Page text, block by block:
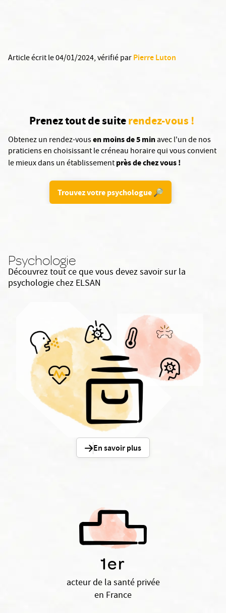
Article écrit le 04/01/2024, vérifié parPierre Luton
Prenez tout de suiterendez-vous !
Obtenez un rendez-vousen moins de 5 minavec l'un de nos
praticiens en choisissant le créneau horaire qui vous convient
le mieux dans un établissementprès de chez vous !
Trouvez votre psychologue 🔎
Psychologie
Découvrez tout ce que vous devez savoir sur la
psychologie chez ELSAN
En savoir plus
1er
acteur de la santé privée
en France